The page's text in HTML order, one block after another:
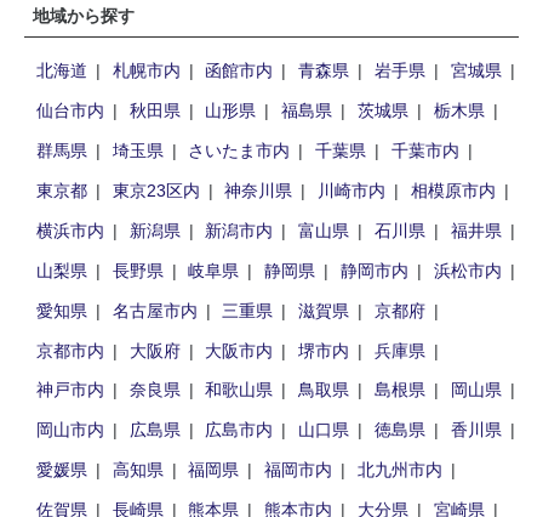
地域から探す
北海道 札幌市内 函館市内 青森県 岩手県
宮城県
仙台市内
秋田県 山形県 福島県 茨城県
栃木県
群馬県
埼玉県 さいたま市内 千葉県
千葉市内
東京都
東京23区内 神奈川県 川崎市内
相模原市内
横浜市内
新潟県 新潟市内 富山県 石川県
福井県
山梨県
長野県 岐阜県 静岡県 静岡市内
浜松市内
愛知県
名古屋市内 三重県 滋賀県
京都府
京都市内
大阪府 大阪市内 堺市内
兵庫県
神戸市内
奈良県 和歌山県 鳥取県 島根県
岡山県
岡山市内
広島県 広島市内 山口県 徳島県
香川県
愛媛県
高知県 福岡県 福岡市内
北九州市内
佐賀県
長崎県 熊本県 熊本市内 大分県
宮崎県